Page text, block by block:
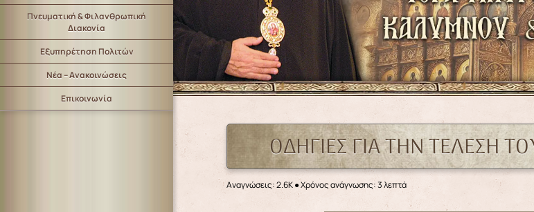
Πνευματική & Φιλανθρωπική
Διακονία
Εξυπηρέτηση Πολιτών
Νέα – Ανακοινώσεις
Επικοινωνία
ΟΔΗΓΊΕΣ ΓΙΑ ΤΗΝ ΤΈΛΕΣΗ
Αναγνώσεις: 2.6K● Χρόνος ανάγνωσης: 3 λεπτά